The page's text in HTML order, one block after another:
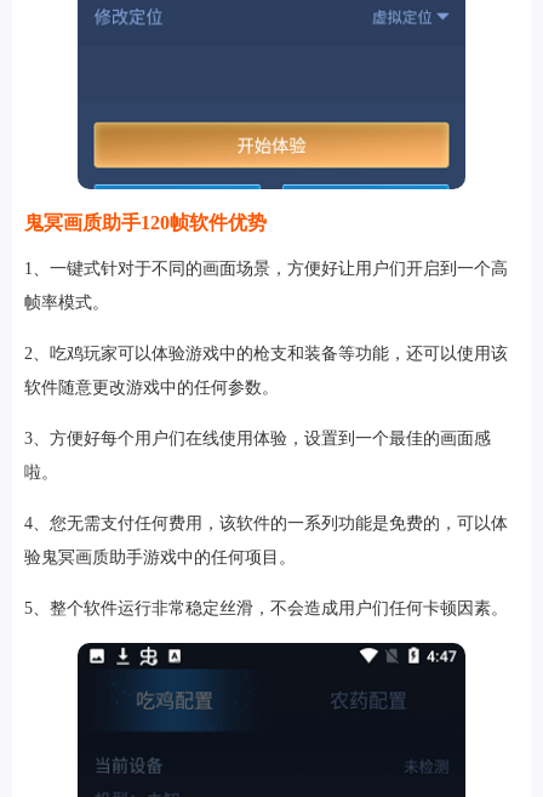
鬼冥画质助手120帧软件优势
1、一键式针对于不同的画面场景，方便好让用户们开启到一个高
帧率模式。
2、吃鸡玩家可以体验游戏中的枪支和装备等功能，还可以使用该
软件随意更改游戏中的任何参数。
3、方便好每个用户们在线使用体验，设置到一个最佳的画面感
啦。
4、您无需支付任何费用，该软件的一系列功能是免费的，可以体
验鬼冥画质助手游戏中的任何项目。
5、整个软件运行非常稳定丝滑，不会造成用户们任何卡顿因素。